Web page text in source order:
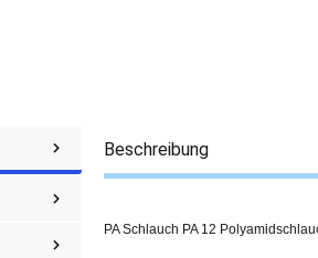
Beschreibung
PA Schlauch PA 12